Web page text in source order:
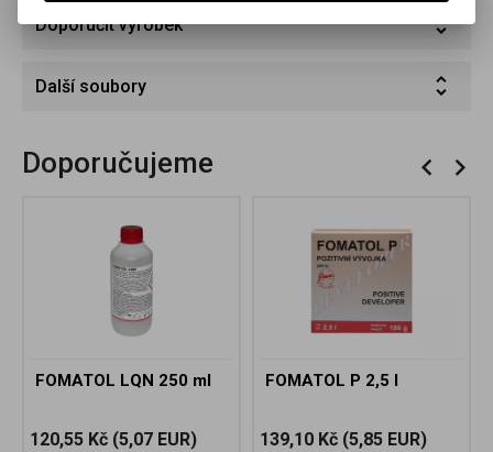
Doporučit výrobek
Další soubory
Doporučujeme
FOMATOL LQN 250 ml
120,55 Kč (5,07 EUR)
FOMATOL P 2,5 l
139,10 Kč (5,85 EUR)